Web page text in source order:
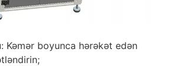
Kəmər boyunca hərəkət edən